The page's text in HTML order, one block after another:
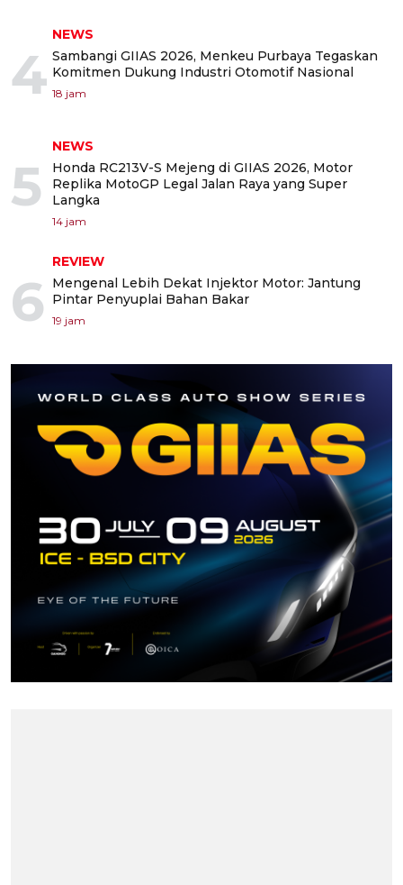
4
NEWS
Sambangi GIIAS 2026, Menkeu Purbaya Tegaskan
Komitmen Dukung Industri Otomotif Nasional
18 jam
5
NEWS
Honda RC213V-S Mejeng di GIIAS 2026, Motor
Replika MotoGP Legal Jalan Raya yang Super
Langka
14 jam
6
REVIEW
Mengenal Lebih Dekat Injektor Motor: Jantung
Pintar Penyuplai Bahan Bakar
19 jam